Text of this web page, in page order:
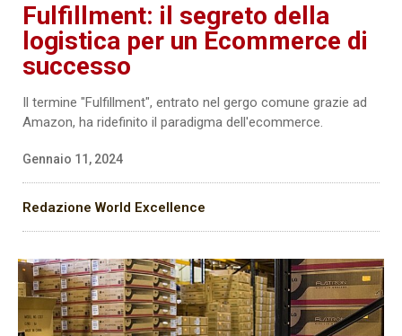
Fulfillment: il segreto della
logistica per un Ecommerce di
successo
Il termine "Fulfillment", entrato nel gergo comune grazie ad
Amazon, ha ridefinito il paradigma dell'ecommerce.
Gennaio 11, 2024
Redazione World Excellence